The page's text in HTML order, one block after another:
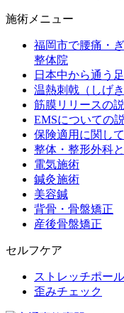
施術メニュー
福岡市で腰痛・
整体院
日本中から通う
温熱刺戟（しげ
筋膜リリースの
EMSについての
保険適用に関し
整体・整形外科
電気施術
鍼灸施術
美容鍼
背骨・骨盤矯正
産後骨盤矯正
セルフケア
ストレッチポール
歪みチェック